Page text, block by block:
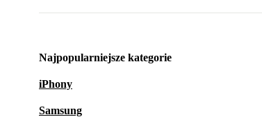
Najpopularniejsze kategorie
iPhony
Samsung